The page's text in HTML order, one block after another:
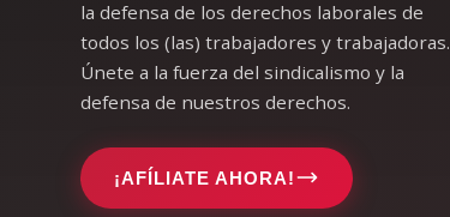
la defensa de los derechos laborales de
todos los (las) trabajadores y trabajadoras.
Únete a la fuerza del sindicalismo y la
defensa de nuestros derechos.
¡AFÍLIATE AHORA!